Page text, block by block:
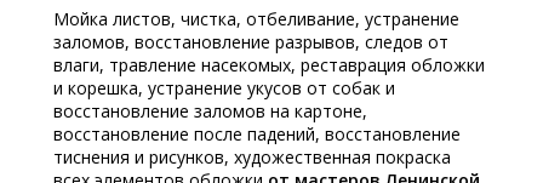
Мойка листов, чистка, отбеливание, устранение
заломов, восстановление разрывов, следов от
влаги, травление насекомых, реставрация обложки
и корешка, устранение укусов от собак и
восстановление заломов на картоне,
восстановление после падений, восстановление
тиснения и рисунков, художественная покраска